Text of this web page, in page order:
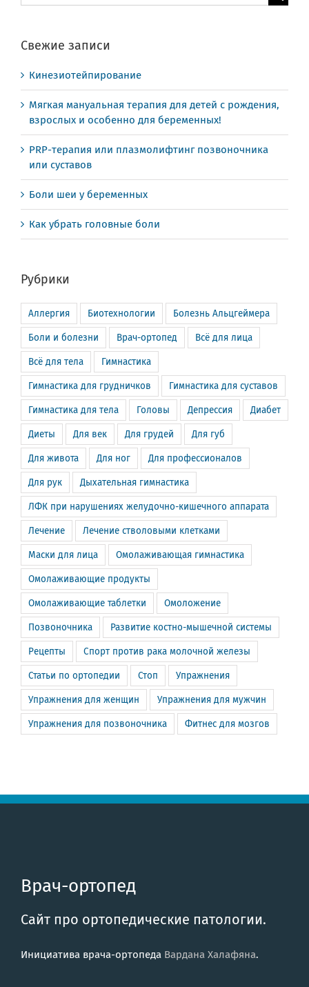
поиска:
Свежие записи
Кинезиотейпирование
Мягкая мануальная терапия для детей с рождения,
взрослых и особенно для беременных!
PRP-терапия или плазмолифтинг позвоночника
или суставов
Боли шеи у беременных
Как убрать головные боли
Рубрики
Аллергия Биотехнологии Болезнь Альцгеймера
Боли и болезни Врач-ортопед Всё для лица
Всё для тела Гимнастика
Гимнастика для грудничков Гимнастика для суставов
Гимнастика для тела Головы Депрессия Диабет
Диеты Для век Для грудей Для губ
Для живота Для ног Для профессионалов
Для рук Дыхательная гимнастика
ЛФК при нарушениях желудочно-кишечного аппарата
Лечение Лечение стволовыми клетками
Маски для лица Омолаживающая гимнастика
Омолаживающие продукты
Омолаживающие таблетки Омоложение
Позвоночника Развитие костно-мышечной системы
Рецепты Спорт против рака молочной железы
Статьи по ортопедии Стоп Упражнения
Упражнения для женщин Упражнения для мужчин
Упражнения для позвоночника Фитнес для мозгов
Врач-ортопед
Сайт про ортопедические патологии.
Инициатива врача-ортопеда Вардана Халафяна.